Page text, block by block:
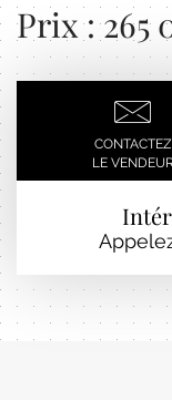
Prix : 265
CONTACTEZ
LE